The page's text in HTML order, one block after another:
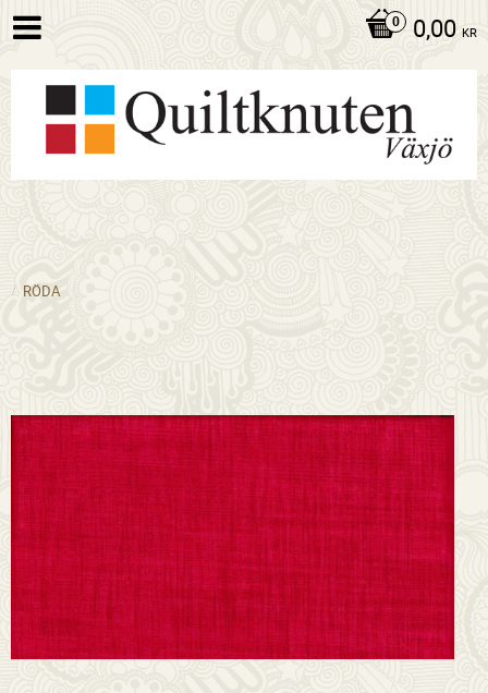
0,00 KR
RÖDA